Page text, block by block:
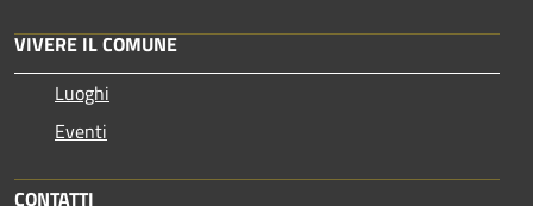
VIVERE IL COMUNE
Luoghi
Eventi
CONTATTI